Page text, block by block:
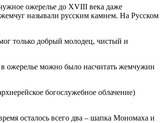
ожерелье до XVIII века даже
называли русским камнем. На Русском
только добрый молодец, чистый и
в ожерелье можно было насчитать жемчужин
богослужебное облачение)
осталось всего два – шапка Мономаха и